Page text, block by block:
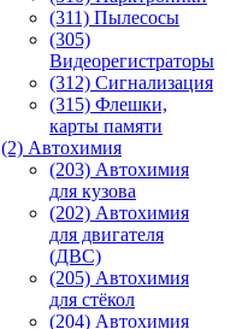
(311) Пылесосы
(305)
Видеорегистраторы
(312) Сигнализация
(315) Флешки,
карты памяти
(2) Автохимия
(203) Автохимия
для кузова
(202) Автохимия
для двигателя
(ДВС)
(205) Автохимия
для стёкол
(204) Автохимия